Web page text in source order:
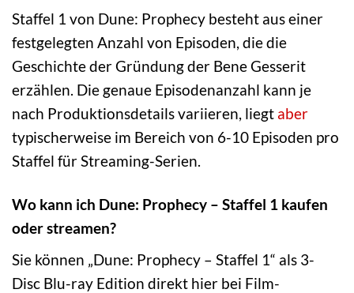
Staffel 1 von Dune: Prophecy besteht aus einer
festgelegten Anzahl von Episoden, die die
Geschichte der Gründung der Bene Gesserit
erzählen. Die genaue Episodenanzahl kann je
nach Produktionsdetails variieren, liegt aber
typischerweise im Bereich von 6-10 Episoden pro
Staffel für Streaming-Serien.
Wo kann ich Dune: Prophecy – Staffel 1 kaufen
oder streamen?
Sie können „Dune: Prophecy – Staffel 1“ als 3-
Disc Blu-ray Edition direkt hier bei Film-